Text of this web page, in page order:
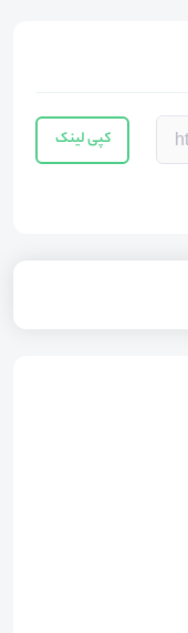
کپی لینک